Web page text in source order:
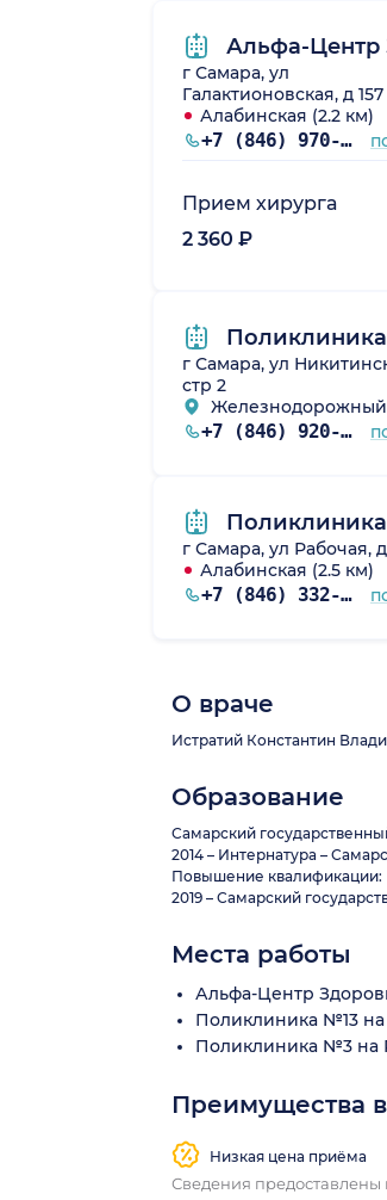
Альфа-Центр
г Самара, ул
Галактионовская, д 157
Алабинская (2.2 км)
+7 (846) 970-74-07
Прием хирурга
2 360 ₽
г Самара, ул
стр 2
+7 (846) 920-13-72
г Самара, ул Рабочая,
Алабинская (2.5 км)
+7 (846) 332-36-80
О враче
Истратий Константин
Образование
Самарский
2014 – Интернатура –
Повышение квалификации:
2019 – Самарский
Места работы
Альфа-Центр
Поликлиника №13
Поликлиника №3 на
Преимущества
Низкая цена приёма
Сведения предоставлены